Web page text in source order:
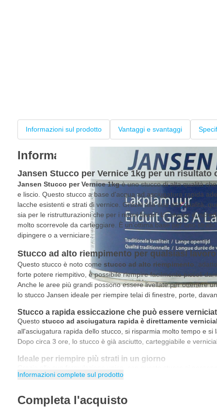
Informazioni sul prodotto Vantaggi e svantaggi
Informazioni sul prodotto
Jansen Stucco per Vernice 1kg per un risultato
Jansen Stucco per Vernice 1kgè uno stucco di alta qualità
e liscio. Questo stucco a base d'acqua ad asciugatura rapida
lacche esistenti e strati di vernice. Grazie alla sua alta qualità,
sia per le ristrutturazioni che per i nuovi lavori. Lo stucco è
molto scorrevole da carteggiare. È un'ottima base per uno
dipingere o a verniciare.
Stucco ad alto riempimento per qualsiasi lavoro
Questo stucco è noto come stucco ad alto riempimento ,
forte potere riempitivo, è possibile riempire facilmente piccoli
Anche le aree più grandi possono essere livellate per ottenere
lo stucco Jansen ideale per riempire telai di finestre, porte,
Stucco a rapida essiccazione che può essere
Questo stucco ad asciugatura rapida è direttamente
all'asciugatura rapida dello stucco, si risparmia molto tempo e si
Dopo circa 3 ore, lo stucco è già asciutto, carteggiabile e
Ideale per riempire più strati in un giorno
giorno, anche bagnato su bagnato. Per le applicazioni sintetiche,
stucco una scelta efficace per i progetti più grandi e per l'uso
Informazioni complete sul prodotto
Completa l'acquisto